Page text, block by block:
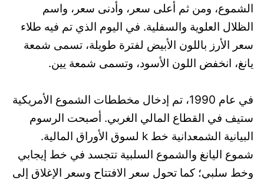
الشموع، ومن ثم أعلى سعر، وأدنى سعر، واسم
الظلال العلوية والسفلية. في اليوم الذي تم فيه طلاء
سعر الأرز باللون الأبيض لفترة طويلة، تسمى شمعة
يانغ، انخفض اللون الأسود، وتسمى شمعة يين.
في عام 1990، تم إدخال مخططات الشموع الأمريكية
ستيف في القطاع المالي الغربي. أصبحت الرسوم
البيانية الشمعدانية خط k لسوق الأوراق المالية.
شموع اليانغ والشموع السلبية تتجسد في خط إيجابي
وخط سلبي؛ كما تحول سعر الافتتاح وسعر الإغلاق إلى